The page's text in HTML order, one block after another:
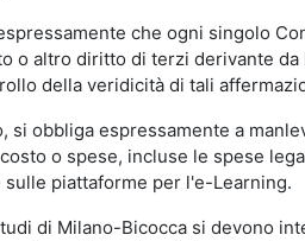
che ogni singolo
altro diritto di terzi derivante
della veridicità di tali
obbliga espressamente a
o spese, incluse le spese
piattaforme per l'e-Learning.
di Milano-Bicocca si devono